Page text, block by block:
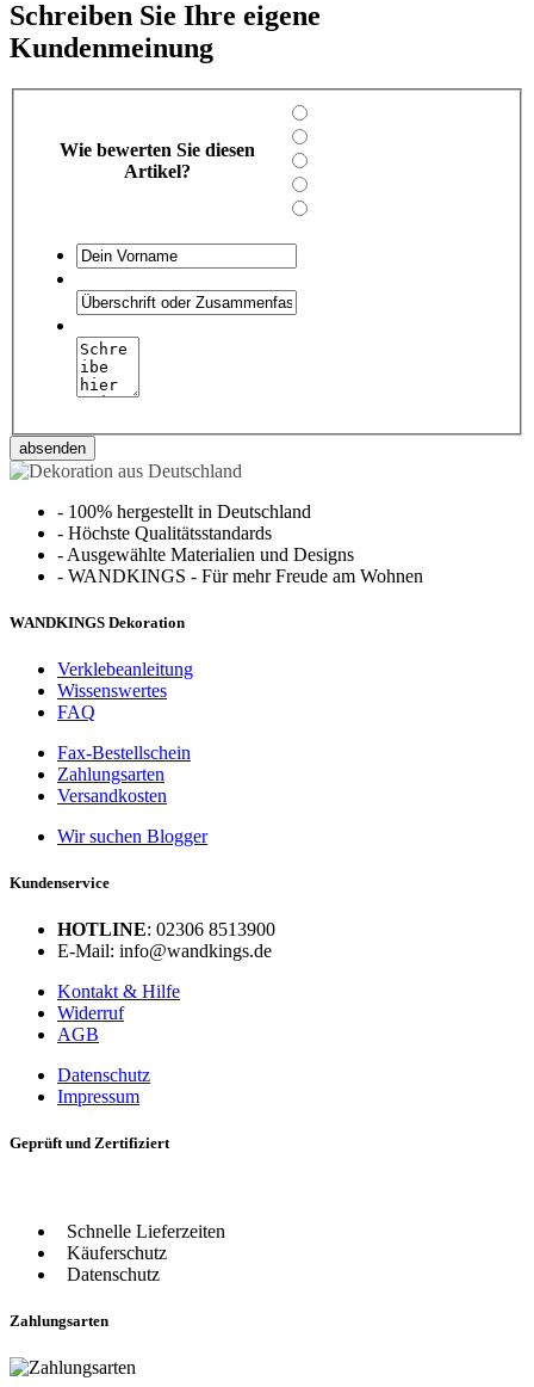
Schreiben Sie Ihre eigene
Kundenmeinung
Wie bewerten Sie diesen
Artikel?
absenden
- 100% hergestellt in Deutschland
- Höchste Qualitätsstandards
- Ausgewählte Materialien und Designs
- WANDKINGS - Für mehr Freude am Wohnen
WANDKINGS Dekoration
Verklebeanleitung
Wissenswertes
FAQ
Fax-Bestellschein
Zahlungsarten
Versandkosten
Wir suchen Blogger
Kundenservice
HOTLINE: 02306 8513900
E-Mail: info@wandkings.de
Kontakt & Hilfe
Widerruf
AGB
Datenschutz
Impressum
Geprüft und Zertifiziert
Schnelle Lieferzeiten
Käuferschutz
Datenschutz
Zahlungsarten